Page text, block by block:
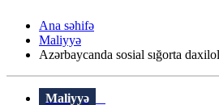
Ana səhifə
Maliyyə
Azərbaycanda sosial sığorta
Maliyyə